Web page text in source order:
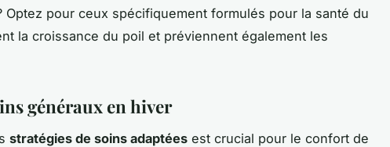
Optez pour ceux spécifiquement formulés pour la santé du
la croissance du poil et préviennent également les
généraux en hiver
stratégies de soins adaptées est crucial pour le confort de